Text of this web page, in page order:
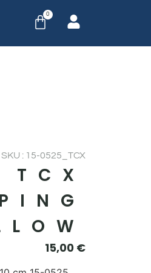
0
SKU : 15-0525_TCX
15,00 €